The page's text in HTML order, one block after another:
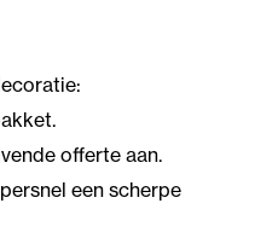
offerte aan.
een scherpe